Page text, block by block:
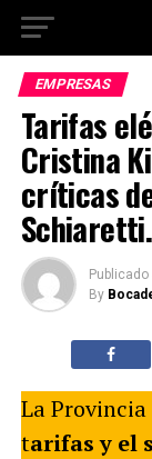
EMPRESAS
Tarifas
Cristina
críticas
Schiaretti.
Publicado
By
La
tarifas y el